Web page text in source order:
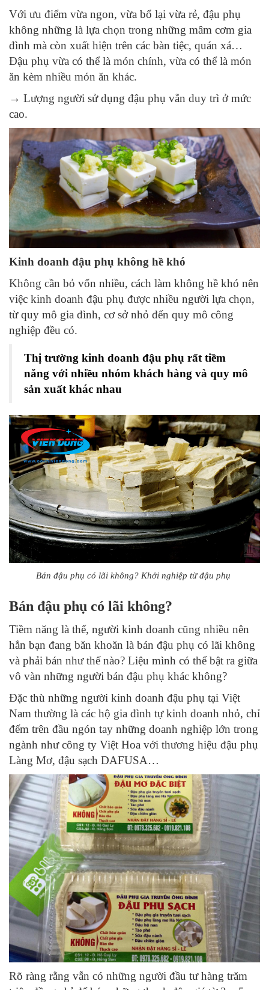
Với ưu điểm vừa ngon, vừa bổ lại vừa rẻ, đậu phụ
không những là lựa chọn trong những mâm cơm gia
đình mà còn xuất hiện trên các bàn tiệc, quán xá…
Đậu phụ vừa có thể là món chính, vừa có thể là món
ăn kèm nhiều món ăn khác.
→ Lượng người sử dụng đậu phụ vẫn duy trì ở mức
cao.
Kinh doanh đậu phụ không hề khó
Không cần bỏ vốn nhiều, cách làm không hề khó nên
việc kinh doanh đậu phụ được nhiều người lựa chọn,
từ quy mô gia đình, cơ sở nhỏ đến quy mô công
nghiệp đều có.
Thị trường kinh doanh đậu phụ rất tiềm
năng với nhiều nhóm khách hàng và quy mô
sản xuất khác nhau
Bán đậu phụ có lãi không? Khởi nghiệp từ đậu phụ
Bán đậu phụ có lãi không?
Tiềm năng là thế, người kinh doanh cũng nhiều nên
hẳn bạn đang băn khoăn là bán đậu phụ có lãi không
và phải bán như thế nào? Liệu mình có thể bật ra giữa
vô vàn những người bán đậu phụ khác không?
Đặc thù những người kinh doanh đậu phụ tại Việt
Nam thường là các hộ gia đình tự kinh doanh nhỏ, chỉ
đếm trên đầu ngón tay những doanh nghiệp lớn trong
ngành như công ty Việt Hoa với thương hiệu đậu phụ
Làng Mơ, đậu sạch DAFUSA…
Rõ ràng rằng vẫn có những người đầu tư hàng trăm